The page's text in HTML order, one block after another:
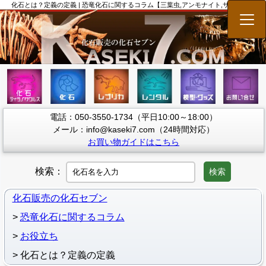
化石とは？定義の定義 | 恐竜化石に関するコラム【三葉虫,アンモナイト,サメの歯】
メ
電話：050-3550-1734（平日10:00～18:00）
メール：info@kaseki7.com（24時間対応）
お買い物ガイドはこちら
検索： 検索
化石販売の化石セブン
恐竜化石に関するコラム
お役立ち
化石とは？定義の定義